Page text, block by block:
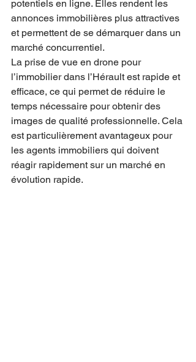
potentiels en ligne. Elles rendent les
annonces immobilières plus attractives
et permettent de se démarquer dans un
marché concurrentiel.
La prise de vue en drone pour
l’immobilier dans l’Hérault est rapide et
efficace, ce qui permet de réduire le
temps nécessaire pour obtenir des
images de qualité professionnelle. Cela
est particulièrement avantageux pour
les agents immobiliers qui doivent
réagir rapidement sur un marché en
évolution rapide.